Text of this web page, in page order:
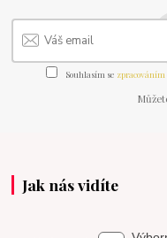
Souhlasím se zpracováním
Jak nás vidíte